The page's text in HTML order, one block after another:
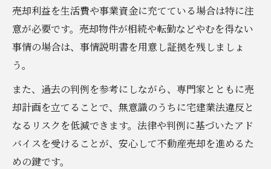
売却利益を生活費や事業資金に充てている場合は特に注
意が必要です。売却物件が相続や転勤などやむを得ない
事情の場合は、事情説明書を用意し証拠を残しましょ
う。
また、過去の判例を参考にしながら、専門家とともに売
却計画を立てることで、無意識のうちに宅建業法違反と
なるリスクを低減できます。法律や判例に基づいたアド
バイスを受けることが、安心して不動産売却を進めるた
めの鍵です。